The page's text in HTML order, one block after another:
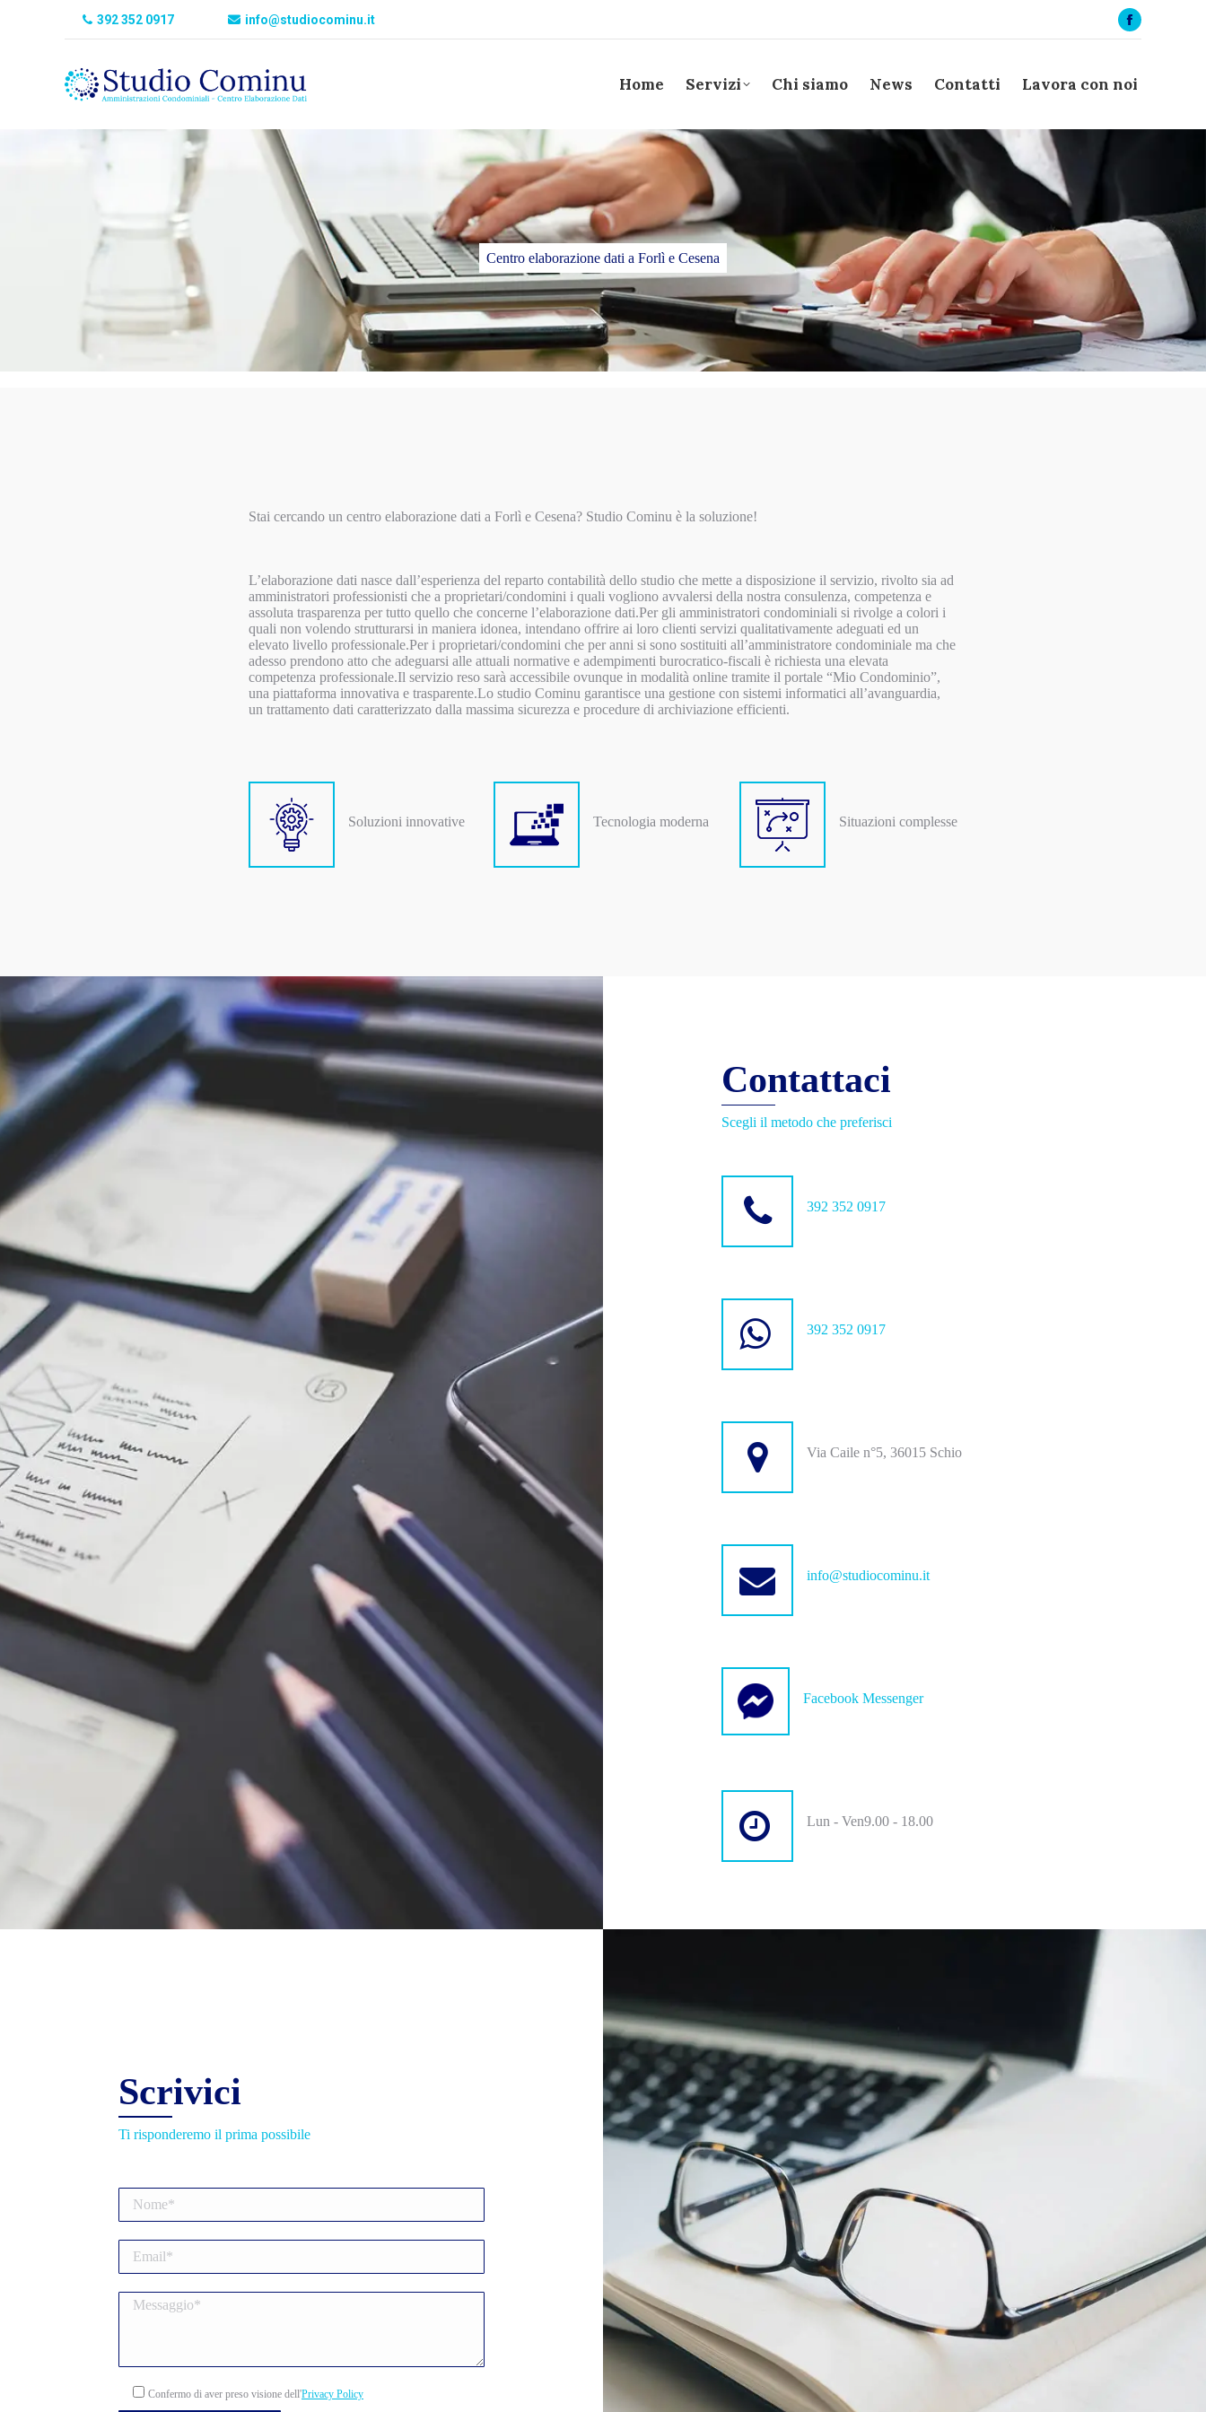
392 352 0917 info@studiocominu.it
Facebook
opens
Home Servizi Chi siamo News Contatti Lavora con noi
Centro elaborazione dati a Forlì e Cesena
Stai cercando un centro elaborazione dati a Forlì e Cesena? Studio Cominu è la soluzione!
L’elaborazione dati nasce dall’esperienza del reparto contabilità dello studio che mette a disposizione il servizio, rivolto sia ad
amministratori professionisti che a proprietari/condomini i quali vogliono avvalersi della nostra consulenza, competenza e
assoluta trasparenza per tutto quello che concerne l’elaborazione dati.Per gli amministratori condominiali si rivolge a colori i
quali non volendo strutturarsi in maniera idonea, intendano offrire ai loro clienti servizi qualitativamente adeguati ed un
elevato livello professionale.Per i proprietari/condomini che per anni si sono sostituiti all’amministratore condominiale ma che
adesso prendono atto che adeguarsi alle attuali normative e adempimenti burocratico-fiscali è richiesta una elevata
competenza professionale.Il servizio reso sarà accessibile ovunque in modalità online tramite il portale “Mio Condominio”,
una piattaforma innovativa e trasparente.Lo studio Cominu garantisce una gestione con sistemi informatici all’avanguardia,
un trattamento dati caratterizzato dalla massima sicurezza e procedure di archiviazione efficienti.
Soluzioni innovative Tecnologia moderna Situazioni complesse
Contattaci
Scegli il metodo che preferisci
392 352 0917
392 352 0917
Via Caile n°5, 36015 Schio
info@studiocominu.it
Facebook Messenger
Lun - Ven9.00 - 18.00
Scrivici
Ti risponderemo il prima possibile
Confermo di aver preso visione dell'Privacy Policy